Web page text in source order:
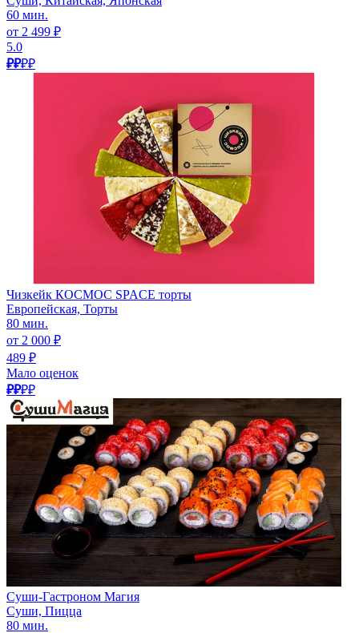
60 мин.
от 2 499 ₽
5.0
₽₽₽₽
Чизкейк КОСМОС SPACE торты
Европейская, Торты
80 мин.
от 2 000 ₽
489 ₽
Мало оценок
₽₽₽₽
Суши-Гастроном Магия
Суши, Пицца
80 мин.